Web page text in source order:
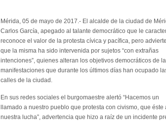
Mérida, 05 de mayo de 2017.- El alcalde de la ciudad de
Carlos García, apegado al talante democrático que le
reconoce el valor de la protesta cívica y pacífica, pero advierte
que la misma ha sido intervenida por sujetos “con extrañas
intenciones”, quienes alteran los objetivos democráticos de
manifestaciones que durante los últimos días han ocupado
calles de la ciudad.
En sus redes sociales el burgomaestre alertó “Hacemos un
llamado a nuestro pueblo que protesta con civismo, que
nuestra lucha”, advertencia que hizo a raíz de un incidente